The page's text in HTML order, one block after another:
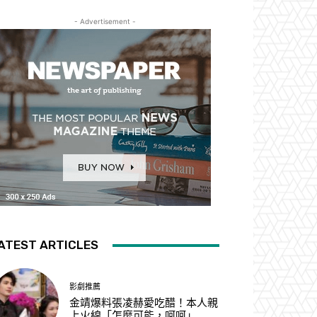
- Advertisement -
ARTICLES
影劇推薦
金靖爆料張凌赫愛吃醋！本人親